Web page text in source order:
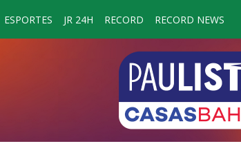
ESPORTES JR 24H RECORD RECORD NEWS